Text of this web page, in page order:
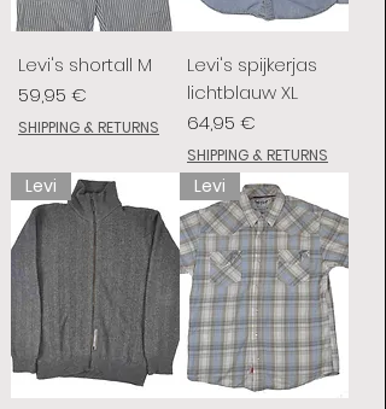
Levi's shortall M
Preis
59,95 €
SHIPPING & RETURNS
Levi's spijkerjas
lichtblauw XL
Preis
64,95 €
SHIPPING & RETURNS
Levi Levi